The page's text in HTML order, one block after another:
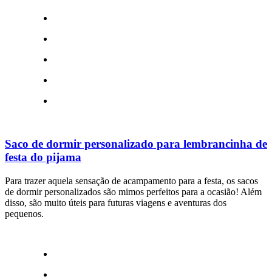
Saco de dormir personalizado para lembrancinha de
festa do pijama
Para trazer aquela sensação de acampamento para a festa, os sacos
de dormir personalizados são mimos perfeitos para a ocasião! Além
disso, são muito úteis para futuras viagens e aventuras dos
pequenos.